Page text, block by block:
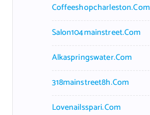
Coffeeshopcharleston.com
Salon104mainstreet.com
Alkaspringswater.com
318mainstreet8h.com
Lovenailsspari.com